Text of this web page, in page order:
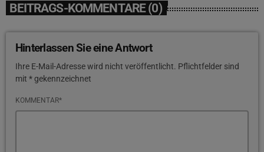
BEITRAGS-KOMMENTARE (0)
Hinterlassen Sie eine Antwort
Ihre E-Mail-Adresse wird nicht veröffentlicht. Pflichtfelder sind
mit * gekennzeichnet
KOMMENTAR*